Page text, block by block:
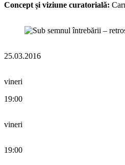
Concept și viziune curatorială:
25.03.2016
vineri
19:00
vineri
19:00